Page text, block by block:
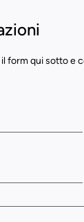
form qui sotto e